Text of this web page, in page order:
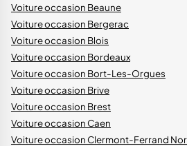
Voiture occasion Beaune
Voiture occasion Bergerac
Voiture occasion Blois
Voiture occasion Bordeaux
Voiture occasion Bort-Les-Orgues
Voiture occasion Brive
Voiture occasion Brest
Voiture occasion Caen
Voiture occasion Clermont-Ferrand